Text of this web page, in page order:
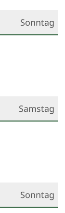
Sonntag
Samstag
Sonntag